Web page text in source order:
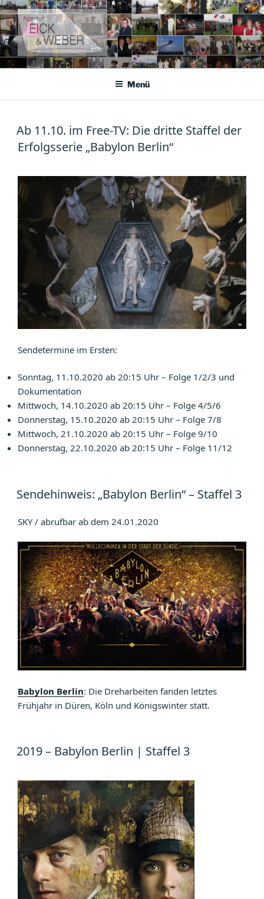
Zum
Inhalt
springen
AGENTUR EICK & WEBER
Agentur für Darsteller, Kleindarsteller und Komparsen
Menü
Ab 11.10. im Free-TV: Die dritte Staffel der
Erfolgsserie „Babylon Berlin“
Sendetermine im Ersten:
Sonntag, 11.10.2020 ab 20:15 Uhr – Folge 1/2/3 und
Dokumentation
Mittwoch, 14.10.2020 ab 20:15 Uhr – Folge 4/5/6
Donnerstag, 15.10.2020 ab 20:15 Uhr – Folge 7/8
Mittwoch, 21.10.2020 ab 20:15 Uhr – Folge 9/10
Donnerstag, 22.10.2020 ab 20:15 Uhr – Folge 11/12
Sendehinweis: „Babylon Berlin“ – Staffel 3
SKY / abrufbar ab dem 24.01.2020
Babylon Berlin: Die Dreharbeiten fanden letztes
Frühjahr in Düren, Köln und Königswinter statt.
2019 – Babylon Berlin | Staffel 3